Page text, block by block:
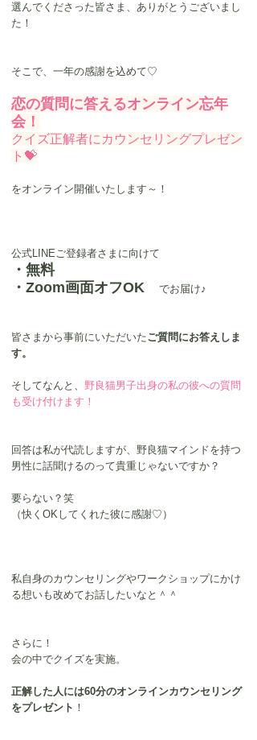
選んでくださった皆さま、ありがとうございまし
た！
そこで、一年の感謝を込めて♡
恋の質問に答えるオンライン忘年
会！
クイズ正解者にカウンセリングプレゼン
ト💝
をオンライン開催いたします～！
公式LINEご登録者さまに向けて
・無料
・Zoom画面オフOK
でお届け♪
皆さまから事前にいただいたご質問にお答えしま
す。
そしてなんと、 野良猫男子出身の私の彼への質問
も受け付けます！
回答は私が代読しますが、野良猫マインドを持つ
男性に話聞けるのって貴重じゃないですか？
要らない？笑
（快くOKしてくれた彼に感謝♡）
私自身のカウンセリングやワークショップにかけ
る想いも改めてお話したいなと＾＾
さらに！
会の中でクイズを実施。
正解した人には60分のオンラインカウンセリング
をプレゼント ！